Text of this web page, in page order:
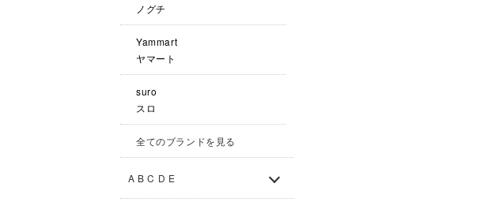
ノグチ
Yammart
ヤマート
suro
スロ
全てのブランドを見る
A B C D E